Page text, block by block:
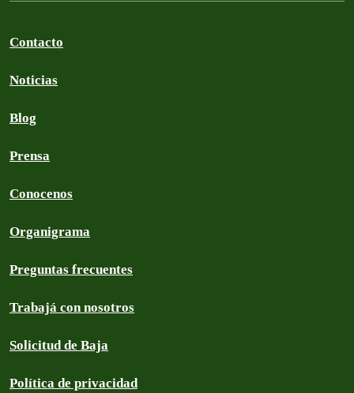
Contacto
Noticias
Blog
Prensa
Conocenos
Organigrama
Preguntas frecuentes
Trabajá con nosotros
Solicitud de Baja
Política de privacidad